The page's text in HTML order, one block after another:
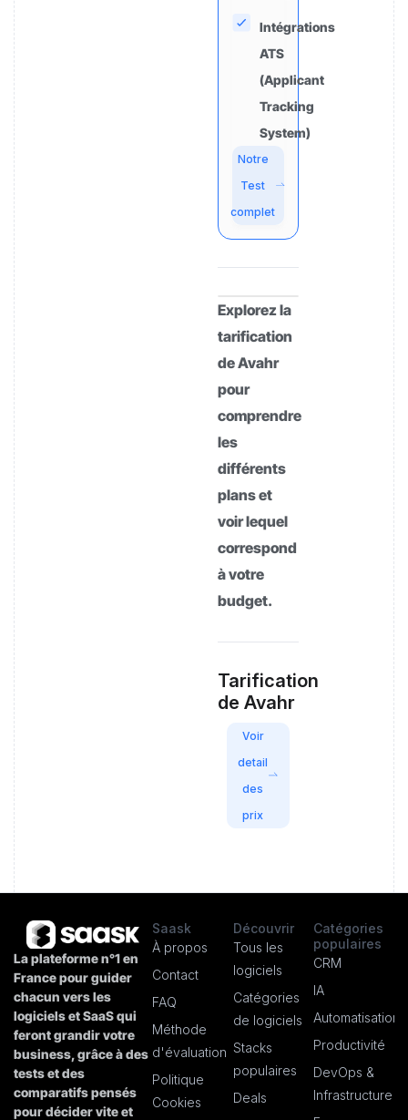
Intégrations
ATS
(Applicant
Tracking
System)
Notre
Test
complet
Explorez la
tarification
de Avahr
pour
comprendre
les
différents
plans et
voir lequel
correspond
à votre
budget.
Tarification
de Avahr
Voir
detail
des
prix
La plateforme n°1 en
France pour guider
chacun vers les
logiciels et SaaS qui
feront grandir votre
business, grâce à des
tests et des
comparatifs pensés
pour décider vite et
Saask
À propos
Contact
FAQ
Méthode
d'évaluation
Politique
Cookies
Découvrir
Tous les
logiciels
Catégories
de logiciels
Stacks
populaires
Deals
Catégories
populaires
CRM
IA
Automatisation
Productivité
DevOps &
Infrastructure